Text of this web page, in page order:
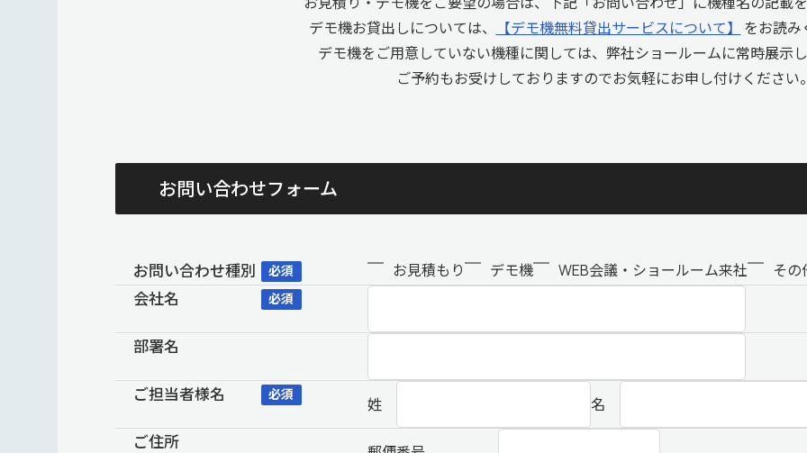
デモ機お貸出しについては、
【デモ機無料貸出サービスについて】
をお読
デモ機をご用意していない機種に関しては、弊社ショールームに常時展示
ご予約もお受けしておりますのでお気軽にお申し付けください
お問い合わせフォーム
お問い合わせ種別 必須 お見積もり デモ機 WEB会議・ショールーム来社 その
会社名 必須
部署名
ご担当者様名 必須
姓 名
ご住所